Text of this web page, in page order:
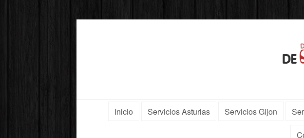
Inicio Servicios Asturias Servicios Gijon